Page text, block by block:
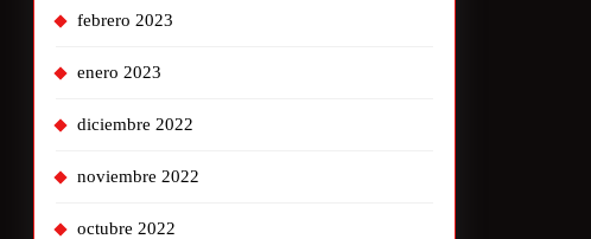
febrero 2023
enero 2023
diciembre 2022
noviembre 2022
octubre 2022